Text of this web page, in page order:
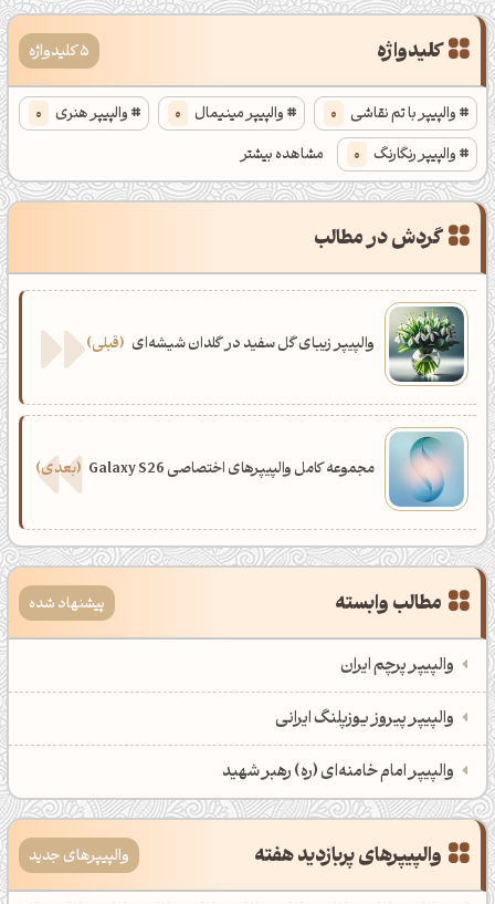
کلیدواژه 5 کلیدواژه
والپیپر با تم نقاشی 0 والپیپر مینیمال 0 والپیپر هنری 0
والپیپر رنگارنگ 0
مشاهده بیشتر
والپیپر ایران 0
گردش در مطالب
والپیپر زیبای گل سفید در گلدان شیشه‌ای قبلی
مجموعه کامل والپیپرهای اختصاصی Galaxy S26 بعدی
مطالب وابسته پیشنهاد شده
والپیپر پرچم ایران
والپیپر پیروز یوزپلنگ ایرانی
والپیپر امام خامنه‌ای (ره) رهبر شهید
والپیپرهای پربازدید هفته والپیپرهای جدید
عصرت بخیر❤️
کپل‌آرت رو دنبال کن!
کانال تلگرام
اینستاگرام
اَپ اندروید اَپ ویندوز